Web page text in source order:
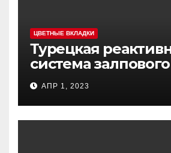
ЦВЕТНЫЕ ВКЛАДКИ
Турецкая
система
MCL (Multi-Caliber
АПР 1, 2023